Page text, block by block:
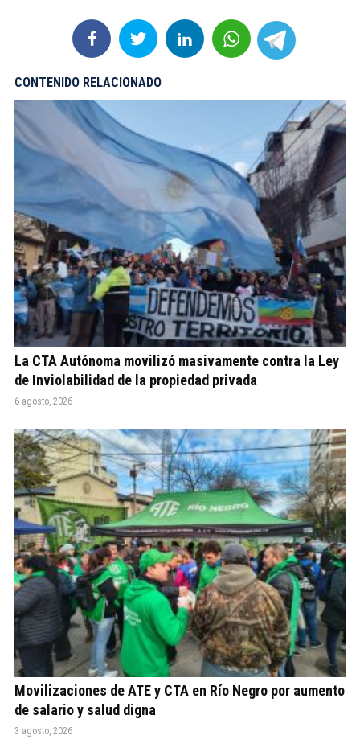
CONTENIDO RELACIONADO
La CTA Autónoma movilizó masivamente contra la Ley
de Inviolabilidad de la propiedad privada
6 agosto, 2026
Movilizaciones de ATE y CTA en Río Negro por aumento
de salario y salud digna
3 agosto, 2026